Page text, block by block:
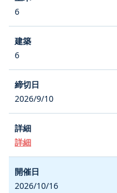
6
6
2026/9/10
詳細
2026/10/16